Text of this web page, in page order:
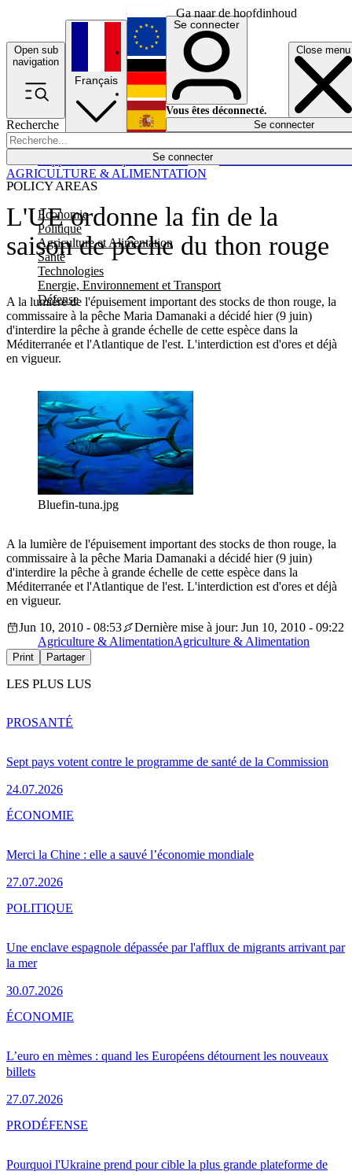
Ga naar de hoofdinhoud
Open sub
navigation
Close menu
Recherche
Se connecter
POLICY AREAS
Economie
Politique
Agriculture et Alimentation
Santé
Technologies
Energie, Environnement et Transport
Défense
Économie
Français
English
Deutsch
Español
Se connecter
Vous êtes déconnecté.
Se connecter
L'UE ordonne la fin de la
saison de pêche du thon rouge
A la lumière de l'épuisement important des stocks de thon rouge, la
commissaire à la pêche Maria Damanaki a décidé hier (9 juin)
d'interdire la pêche à grande échelle de cette espèce dans la
Méditerranée et l'Atlantique de l'est. L'interdiction est d'ores et déjà
en vigueur.
AGRICULTURE & ALIMENTATION
Bluefin-tuna.jpg
A la lumière de l'épuisement important des stocks de thon rouge, la
commissaire à la pêche Maria Damanaki a décidé hier (9 juin)
d'interdire la pêche à grande échelle de cette espèce dans la
Méditerranée et l'Atlantique de l'est. L'interdiction est d'ores et déjà
en vigueur.
Jun 10, 2010 - 08:53
Dernière mise à jour: Jun 10, 2010 - 09:22
Agriculture & AlimentationAgriculture & Alimentation
Print Partager
LES PLUS LUS
Sept pays votent contre le programme de santé de la Commission
24.07.2026
PROSANTÉ
Merci la Chine : elle a sauvé l’économie mondiale
27.07.2026
ÉCONOMIE
Une enclave espagnole dépassée par l'afflux de migrants arrivant par
la mer
30.07.2026
POLITIQUE
L’euro en mèmes : quand les Européens détournent les nouveaux
billets
27.07.2026
ÉCONOMIE
Pourquoi l'Ukraine prend pour cible la plus grande plateforme de
PRODÉFENSE